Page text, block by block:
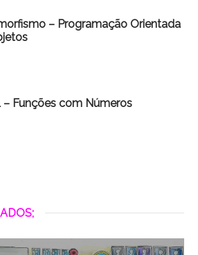
– Programação Orientada
– Funções com Números